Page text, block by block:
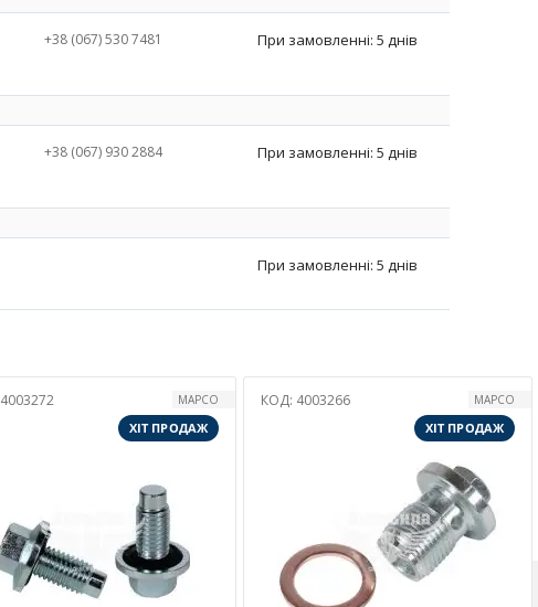
+38 (067) 530 7481 При замовленні: 5 днів
+38 (067) 930 2884 При замовленні: 5 днів
При замовленні: 5 днів
КОД:
MAPCO
ХІТ ПРОДАЖ
КОД:
ХІТ